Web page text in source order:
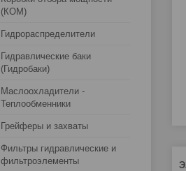
(КОМ)
Гидрораспределители
Гидравлические баки
(Гидробаки)
Маслоохладители -
Теплообменники
Грейферы и захваты
Фильтры гидравлические и
фильтроэлементы